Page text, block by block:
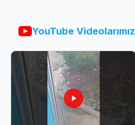
YouTube Videolarımız